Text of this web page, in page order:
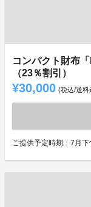
コンパクト財布
（23％割引）
¥30,000 (税込/送料
ご提供予定時期：7月下